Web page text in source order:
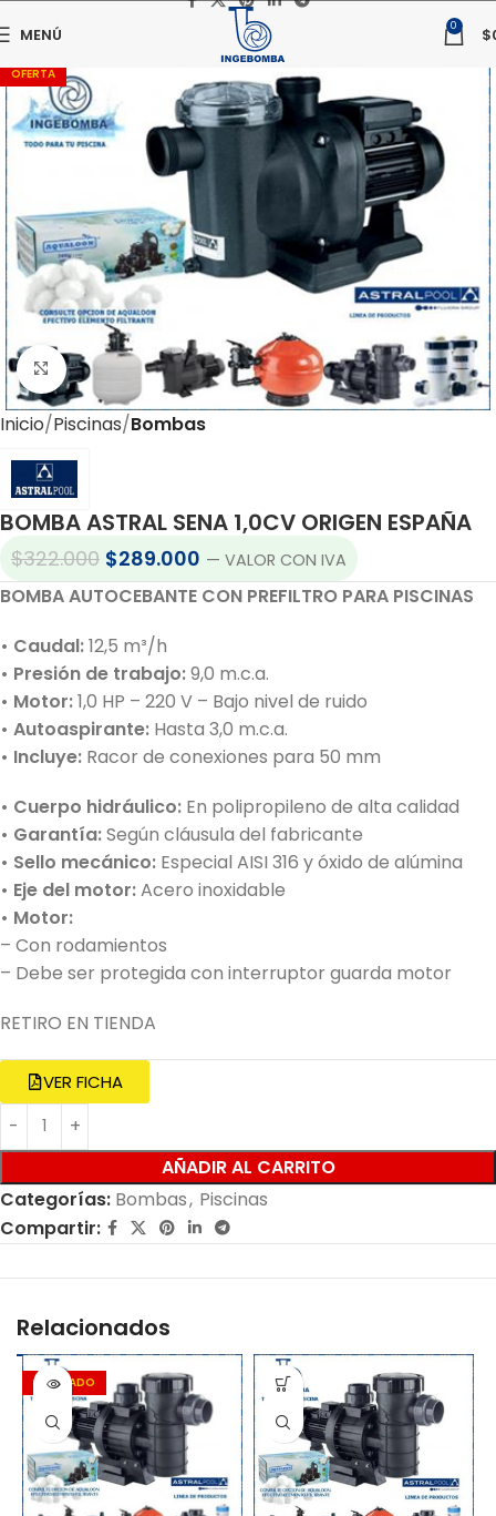
MENÚ 0 $
OFERTA
Haga clic para ampliar
Inicio Piscinas Bombas
BOMBA ASTRAL SENA 1,0CV ORIGEN ESPAÑA
$322.000 $289.000 — VALOR CON IVA
BOMBA AUTOCEBANTE CON PREFILTRO PARA PISCINAS
• Caudal:12,5 m³/h
• Presión de trabajo:9,0 m.c.a.
• Motor:1,0 HP – 220 V – Bajo nivel de ruido
• Autoaspirante: Hasta 3,0 m.c.a.
• Incluye: Racor de conexiones para 50 mm
• Cuerpo hidráulico: En polipropileno de alta calidad
• Garantía:Según cláusula del fabricante
• Sello mecánico: Especial AISI 316 y óxido de alúmina
• Eje del motor:Acero inoxidable
• Motor:
– Con rodamientos
– Debe ser protegida con interruptor guarda motor
RETIRO EN TIENDA
VER FICHA
AÑADIR AL CARRITO
Categorías: Bombas, Piscinas
Compartir:
Relacionados
AGOTADO